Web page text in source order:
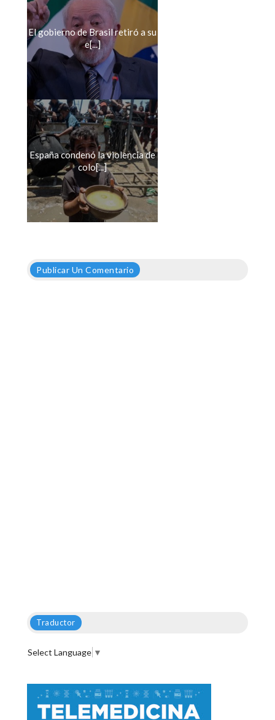
El gobierno de Brasil retiró a su
e[...]
España condenó la violencia de
colo[...]
Publicar Un Comentario
Traductor
Select Language ▼